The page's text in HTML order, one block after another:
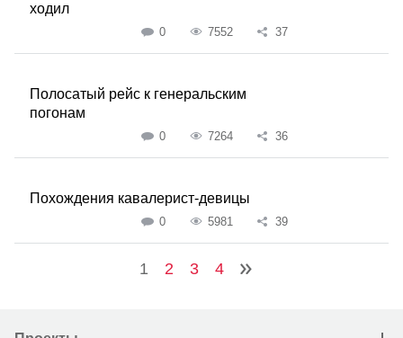
ходил
0 7552 37
Полосатый рейс к генеральским
погонам
0 7264 36
Похождения кавалерист-девицы
0 5981 39
1 2 3 4